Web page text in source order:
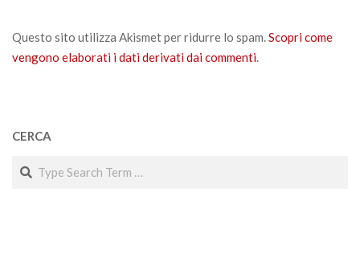
Questo sito utilizza Akismet per ridurre lo spam.Scopri come
vengono elaborati i dati derivati dai commenti.
CERCA
Search